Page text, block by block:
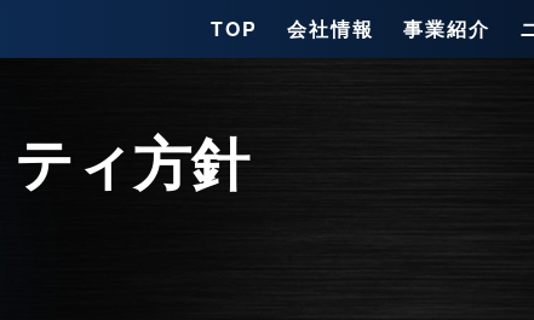
TOP 会社情報 事業紹介
ィ方針